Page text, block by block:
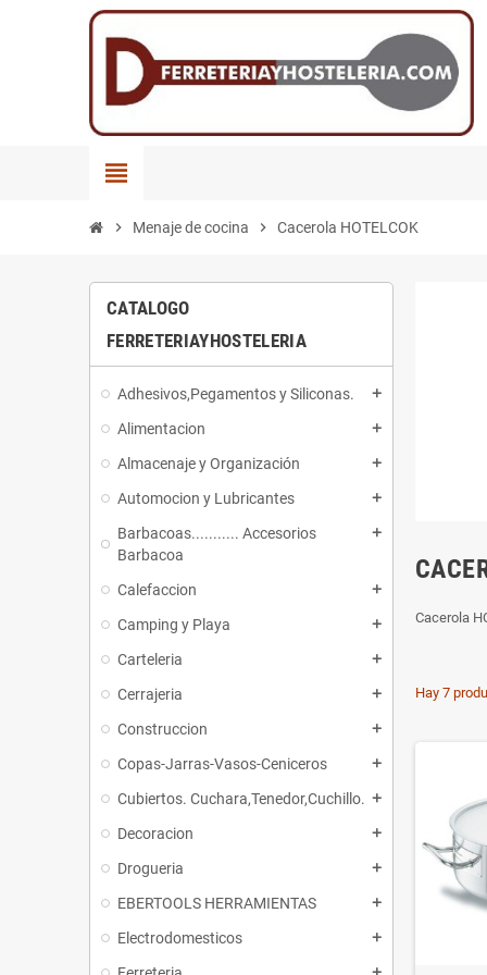
view_headline
chevron_right Menaje de cocina chevron_right Cacerola HOTELCOK
CATALOGO
FERRETERIAYHOSTELERIA
Adhesivos,Pegamentos y Siliconas. add
Alimentacion add
Almacenaje y Organización add
Automocion y Lubricantes add
Barbacoas........... Accesorios
Barbacoa
add
Calefaccion add
Camping y Playa add
Carteleria add
Cerrajeria add
Construccion add
Copas-Jarras-Vasos-Ceniceros add
Cubiertos. Cuchara,Tenedor,Cuchillo. add
Decoracion add
Drogueria add
EBERTOOLS HERRAMIENTAS add
Electrodomesticos add
Cacerola
Hay 7